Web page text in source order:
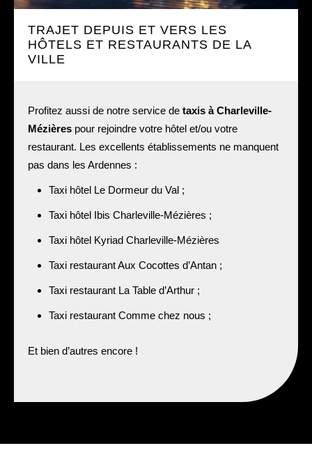
TRAJET DEPUIS ET VERS LES
HÔTELS ET RESTAURANTS DE LA
VILLE
Profitez aussi de notre service de taxis à Charleville-
Mézières pour rejoindre votre hôtel et/ou votre
restaurant. Les excellents établissements ne manquent
pas dans les Ardennes :
Taxi hôtel Le Dormeur du Val ;
Taxi hôtel Ibis Charleville-Mézières ;
Taxi hôtel Kyriad Charleville-Mézières
Taxi restaurant Aux Cocottes d’Antan ;
Taxi restaurant La Table d’Arthur ;
Taxi restaurant Comme chez nous ;
Et bien d’autres encore !